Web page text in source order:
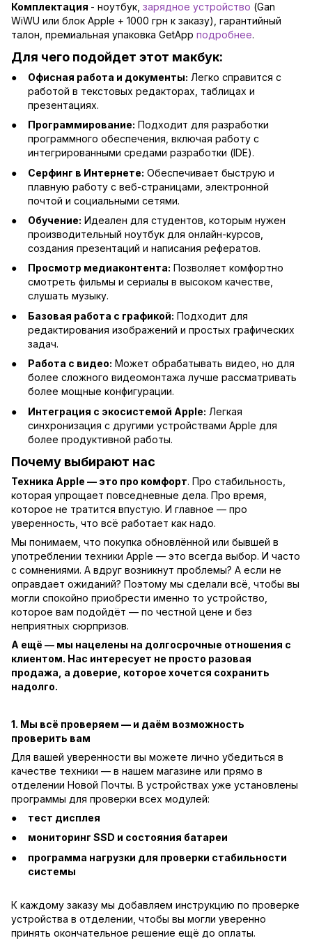
Комплектация - ноутбук, зарядное устройство (Gan
WiWU или блок Apple + 1000 грн к заказу), гарантийный
талон, премиальная упаковка GetApp подробнее.
Для чего подойдет этот макбук:
Офисная работа и документы: Легко справится с
работой в текстовых редакторах, таблицах и
презентациях.
Программирование: Подходит для разработки
программного обеспечения, включая работу с
интегрированными средами разработки (IDE).
Серфинг в Интернете: Обеспечивает быструю и
плавную работу с веб-страницами, электронной
почтой и социальными сетями.
Обучение: Идеален для студентов, которым нужен
производительный ноутбук для онлайн-курсов,
создания презентаций и написания рефератов.
Просмотр медиаконтента: Позволяет комфортно
смотреть фильмы и сериалы в высоком качестве,
слушать музыку.
Базовая работа с графикой: Подходит для
редактирования изображений и простых графических
задач.
Работа с видео: Может обрабатывать видео, но для
более сложного видеомонтажа лучше рассматривать
более мощные конфигурации.
Интеграция с экосистемой Apple: Легкая
синхронизация с другими устройствами Apple для
более продуктивной работы.
Почему выбирают нас
Техника Apple — это про комфорт. Про стабильность,
которая упрощает повседневные дела. Про время,
которое не тратится впустую. И главное — про
уверенность, что всё работает как надо.
Мы понимаем, что покупка обновлённой или бывшей в
употреблении техники Apple — это всегда выбор. И часто
с сомнениями. А вдруг возникнут проблемы? А если не
оправдает ожиданий? Поэтому мы сделали всё, чтобы вы
могли спокойно приобрести именно то устройство,
которое вам подойдёт — по честной цене и без
неприятных сюрпризов.
А ещё — мы нацелены на долгосрочные отношения с
клиентом. Нас интересует не просто разовая
продажа, а доверие, которое хочется сохранить
надолго.
1. Мы всё проверяем — и даём возможность
проверить вам
Для вашей уверенности вы можете лично убедиться в
качестве техники — в нашем магазине или прямо в
отделении Новой Почты. В устройствах уже установлены
программы для проверки всех модулей:
тест дисплея
мониторинг SSD и состояния батареи
программа нагрузки для проверки стабильности
системы
К каждому заказу мы добавляем инструкцию по проверке
устройства в отделении, чтобы вы могли уверенно
принять окончательное решение ещё до оплаты.